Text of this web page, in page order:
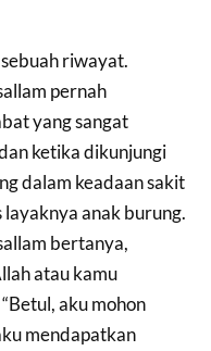
riwayat.
pernah
yang sangat
ketika dikunjungi
dalam keadaan sakit
anak burung.
bertanya,
atau kamu
aku mohon
mendapatkan